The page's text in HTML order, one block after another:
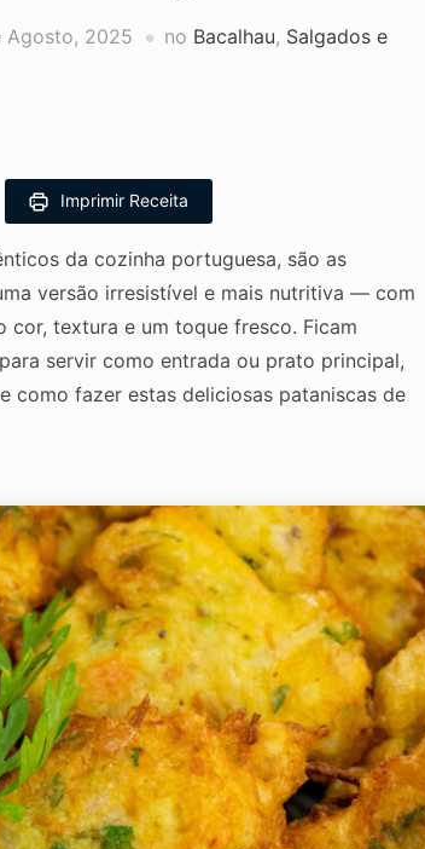
Agosto, 2025 no Bacalhau, Salgados e
Imprimir Receita
da cozinha portuguesa, são as
versão irresistível e mais nutritiva — com
cor, textura e um toque fresco. Ficam
servir como entrada ou prato principal,
como fazer estas deliciosas pataniscas de